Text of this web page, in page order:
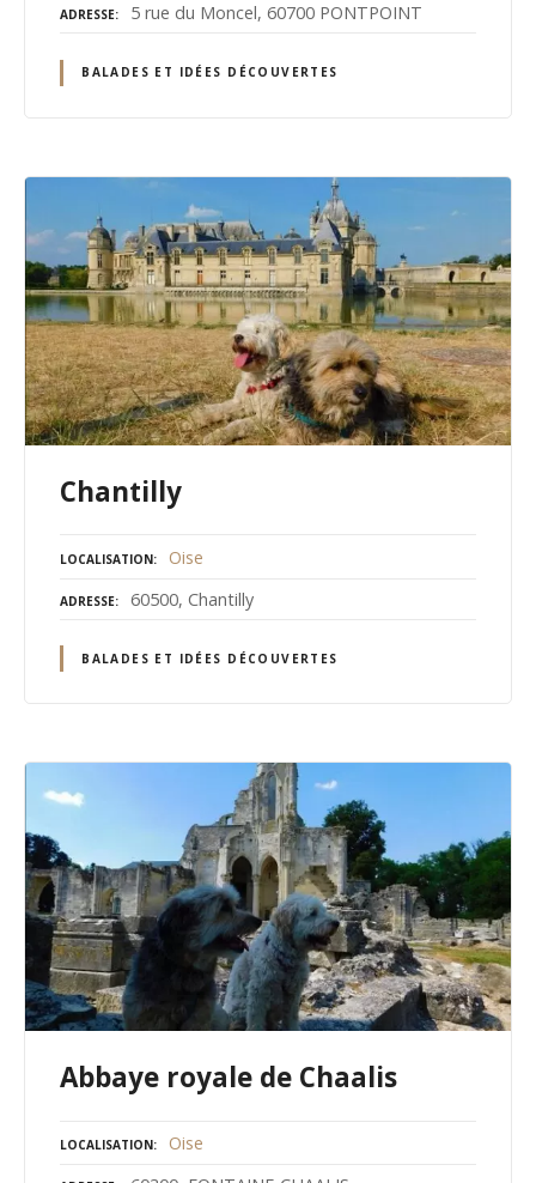
ADRESSE 5 rue du Moncel, 60700 PONTPOINT
BALADES ET IDÉES DÉCOUVERTES
Chantilly
LOCALISATION Oise
ADRESSE 60500, Chantilly
BALADES ET IDÉES DÉCOUVERTES
Abbaye royale de Chaalis
LOCALISATION Oise